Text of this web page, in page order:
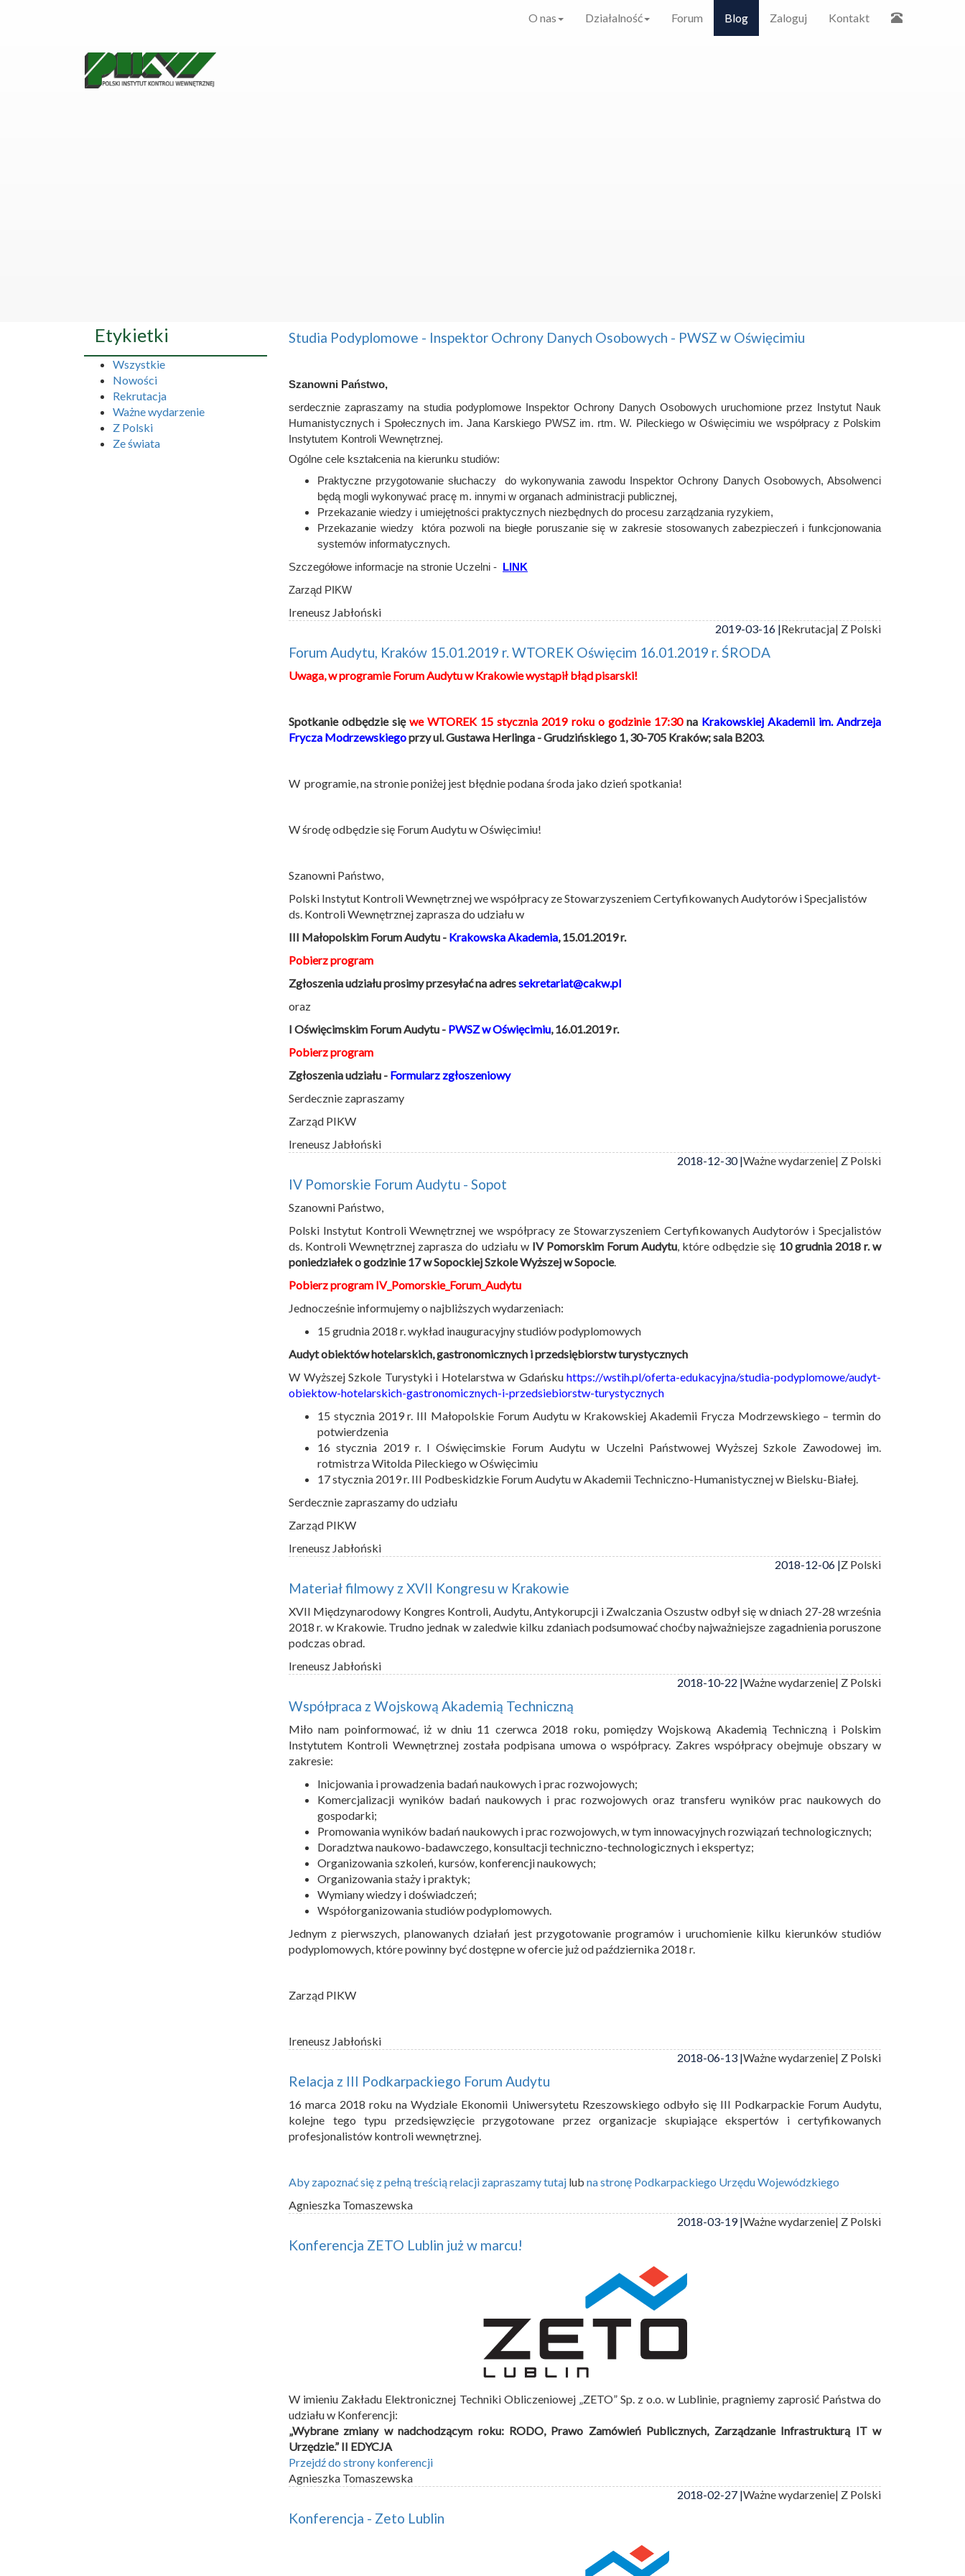
O nas Działalność Forum Blog Zaloguj Kontakt
Studia Podyplomowe - Inspektor Ochrony Danych Osobowych - PWSZ w Oświęcimiu
Szanowni Państwo,
serdecznie zapraszamy na studia podyplomowe Inspektor Ochrony Danych Osobowych uruchomione przez Instytut Nauk
Humanistycznych i Społecznych im. Jana Karskiego PWSZ im. rtm. W. Pileckiego w Oświęcimiu we współpracy z Polskim
Instytutem Kontroli Wewnętrznej.
Ogólne cele kształcenia na kierunku studiów:
Praktyczne przygotowanie słuchaczy do wykonywania zawodu Inspektor Ochrony Danych Osobowych, Absolwenci
będą mogli wykonywać pracę m. innymi w organach administracji publicznej,
Przekazanie wiedzy i umiejętności praktycznych niezbędnych do procesu zarządzania ryzykiem,
Przekazanie wiedzy która pozwoli na biegłe poruszanie się w zakresie stosowanych zabezpieczeń i funkcjonowania
systemów informatycznych.
Szczegółowe informacje na stronie Uczelni -
LINK
Zarząd PIKW
Ireneusz Jabłoński
2019-03-16 |Rekrutacja| Z Polski
Forum Audytu, Kraków 15.01.2019 r. WTOREK Oświęcim 16.01.2019 r. ŚRODA
Uwaga,w programie Forum Audytu w Krakowie wystąpił błąd pisarski!
Spotkanie odbędzie sięwe WTOREK 15 stycznia 2019 roku o godzinie 17:30na Krakowskiej Akademii im. Andrzeja
Frycza Modrzewskiegoprzy ul. Gustawa Herlinga - Grudzińskiego 1, 30-705 Kraków; sala B203.
W programie, na stronie poniżej jest błędnie podana środa jako dzień spotkania!
W środę odbędzie się Forum Audytu w Oświęcimiu!
Szanowni Państwo,
Polski Instytut Kontroli Wewnętrznej we współpracy ze Stowarzyszeniem Certyfikowanych Audytorów i Specjalistów
ds. Kontroli Wewnętrznej zaprasza do udziału w
III Małopolskim Forum Audytu - Krakowska Akademia, 15.01.2019 r.
Pobierz program
Zgłoszenia udziału prosimy przesyłać na adressekretariat@cakw.pl
oraz
I Oświęcimskim Forum Audytu - PWSZ w Oświęcimiu, 16.01.2019 r.
Pobierz program
Zgłoszenia udziału - Formularz zgłoszeniowy
Serdecznie zapraszamy
Zarząd PIKW
Ireneusz Jabłoński
2018-12-30 |Ważne wydarzenie| Z Polski
IV Pomorskie Forum Audytu - Sopot
Szanowni Państwo,
Polski Instytut Kontroli Wewnętrznej we współpracy ze Stowarzyszeniem Certyfikowanych Audytorów i Specjalistów
ds. Kontroli Wewnętrznej zaprasza do udziału w IV Pomorskim Forum Audytu, które odbędzie się 10 grudnia 2018 r. w
poniedziałek o godzinie 17 w Sopockiej Szkole Wyższej w Sopocie.
Pobierz program IV_Pomorskie_Forum_Audytu
Jednocześnie informujemy o najbliższych wydarzeniach:
15 grudnia 2018 r. wykład inauguracyjny studiów podyplomowych
Audyt obiektów hotelarskich, gastronomicznych i przedsiębiorstw turystycznych
W Wyższej Szkole Turystyki i Hotelarstwa w Gdańsku https://wstih.pl/oferta-edukacyjna/studia-podyplomowe/audyt-
obiektow-hotelarskich-gastronomicznych-i-przedsiebiorstw-turystycznych
15 stycznia 2019 r. III Małopolskie Forum Audytu w Krakowskiej Akademii Frycza Modrzewskiego – termin do
potwierdzenia
16 stycznia 2019 r. I Oświęcimskie Forum Audytu w Uczelni Państwowej Wyższej Szkole Zawodowej im.
rotmistrza Witolda Pileckiego w Oświęcimiu
17 stycznia 2019 r. III Podbeskidzkie Forum Audytu w Akademii Techniczno-Humanistycznej w Bielsku-Białej.
Serdecznie zapraszamy do udziału
Zarząd PIKW
Ireneusz Jabłoński
2018-12-06 |Z Polski
Materiał filmowy z XVII Kongresu w Krakowie
XVII Międzynarodowy Kongres Kontroli, Audytu, Antykorupcji i Zwalczania Oszustw odbył się w dniach 27-28 września
2018 r. w Krakowie. Trudno jednak w zaledwie kilku zdaniach podsumować choćby najważniejsze zagadnienia poruszone
podczas obrad.
Ireneusz Jabłoński
2018-10-22 |Ważne wydarzenie| Z Polski
Współpraca z Wojskową Akademią Techniczną
Miło nam poinformować, iż w dniu 11 czerwca 2018 roku, pomiędzy Wojskową Akademią Techniczną i Polskim
Instytutem Kontroli Wewnętrznej została podpisana umowa o współpracy. Zakres współpracy obejmuje obszary w
zakresie:
Inicjowania i prowadzenia badań naukowych i prac rozwojowych;
Komercjalizacji wyników badań naukowych i prac rozwojowych oraz transferu wyników prac naukowych do
gospodarki;
Promowania wyników badań naukowych i prac rozwojowych, w tym innowacyjnych rozwiązań technologicznych;
Doradztwa naukowo-badawczego, konsultacji techniczno-technologicznych i ekspertyz;
Organizowania szkoleń, kursów, konferencji naukowych;
Organizowania staży i praktyk;
Wymiany wiedzy i doświadczeń;
Współorganizowania studiów podyplomowych.
Jednym z pierwszych, planowanych działań jest przygotowanie programów i uruchomienie kilku kierunków studiów
podyplomowych, które powinny być dostępne w ofercie już od października 2018 r.
Zarząd PIKW
Ireneusz Jabłoński
2018-06-13 |Ważne wydarzenie| Z Polski
Relacja z III Podkarpackiego Forum Audytu
16 marca 2018 roku na Wydziale Ekonomii Uniwersytetu Rzeszowskiego odbyło się III Podkarpackie Forum Audytu,
kolejne tego typu przedsięwzięcie przygotowane przez organizacje skupiające ekspertów i certyfikowanych
profesjonalistów kontroli wewnętrznej.
Aby zapoznać się z pełną treścią relacji zapraszamy tutaj lub na stronę Podkarpackiego Urzędu Wojewódzkiego
Agnieszka Tomaszewska
2018-03-19 |Ważne wydarzenie| Z Polski
Konferencja ZETO Lublin już w marcu!
W imieniu Zakładu Elektronicznej Techniki Obliczeniowej „ZETO” Sp. z o.o. w Lublinie, pragniemy zaprosić Państwa do
udziału w Konferencji:
„Wybrane zmiany w nadchodzącym roku: RODO, Prawo Zamówień Publicznych, Zarządzanie Infrastrukturą IT w
Urzędzie.” II EDYCJA
Przejdź do strony konferencji
Agnieszka Tomaszewska
2018-02-27 |Ważne wydarzenie| Z Polski
Konferencja - Zeto Lublin
Etykietki
Wszystkie
Nowości
Rekrutacja
Ważne wydarzenie
Z Polski
Ze świata